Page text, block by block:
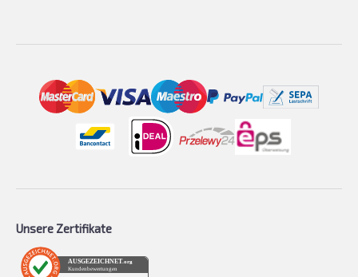
Unsere Zertifikate
AUSGEZEICHNET .org
Kundenbewertungen